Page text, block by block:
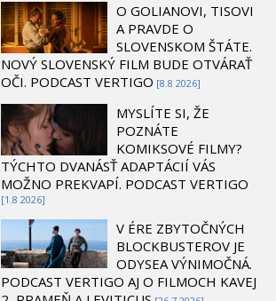
O GOLIANOVI, TISOVI
A PRAVDE O
SLOVENSKOM ŠTÁTE.
NOVÝ SLOVENSKÝ FILM BUDE OTVÁRAŤ
OČI. PODCAST VERTIGO [8.8 2026]
MYSLÍTE SI, ŽE
POZNÁTE
KOMIKSOVÉ FILMY?
TÝCHTO DVANÁSŤ ADAPTÁCIÍ VÁS
MOŽNO PREKVAPÍ. PODCAST VERTIGO
[1.8 2026]
V ÉRE ZBYTOČNÝCH
BLOCKBUSTEROV JE
ODYSEA VÝNIMOČNÁ.
PODCAST VERTIGO AJ O FILMOCH KAVEJ